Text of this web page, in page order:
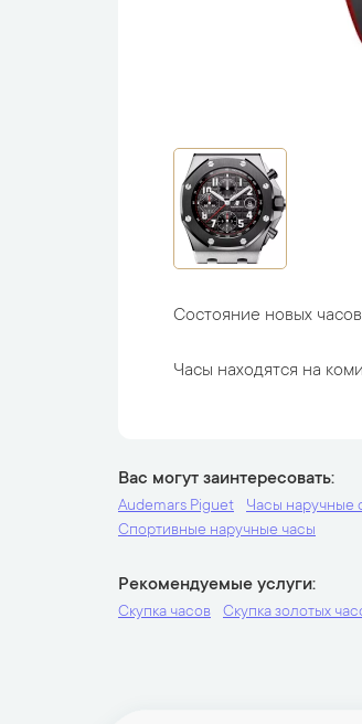
Состояние новых
Часы находятся на
Вас могут заинтересовать
Audemars Piguet Часы наручные
Спортивные наручные часы
Рекомендуемые услуги
Скупка часов Скупка золотых